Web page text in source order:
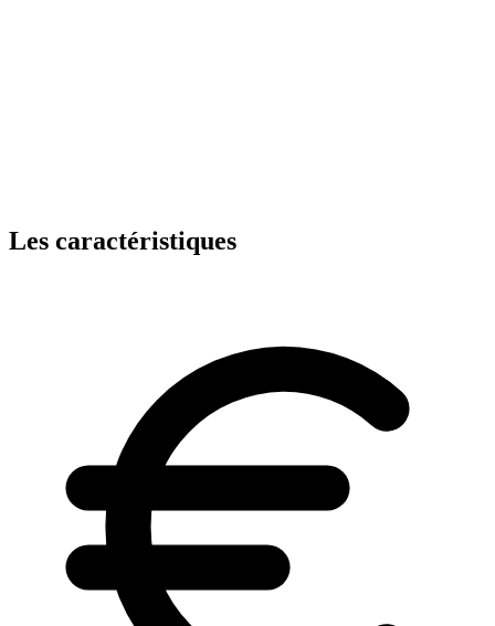
Les caractéristiques